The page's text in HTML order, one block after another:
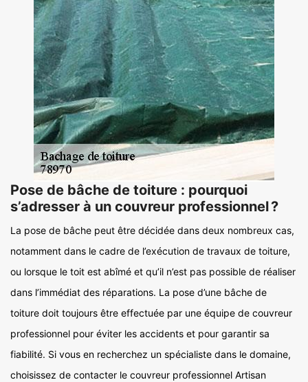
Pose de bâche de toiture : pourquoi
s’adresser à un couvreur professionnel ?
La pose de bâche peut être décidée dans deux nombreux cas,
notamment dans le cadre de l’exécution de travaux de toiture,
ou lorsque le toit est abîmé et qu’il n’est pas possible de réaliser
dans l’immédiat des réparations. La pose d’une bâche de
toiture doit toujours être effectuée par une équipe de couvreur
professionnel pour éviter les accidents et pour garantir sa
fiabilité. Si vous en recherchez un spécialiste dans le domaine,
choisissez de contacter le couvreur professionnel Artisan